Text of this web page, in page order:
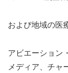
および地域の医
アビエーション
メディア、チャ